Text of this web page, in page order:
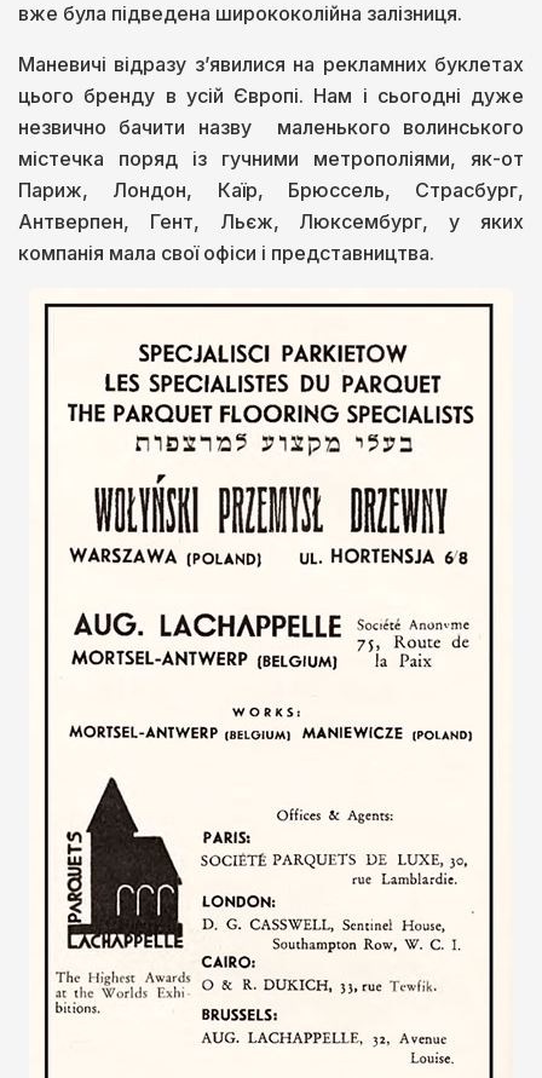
вже була підведена ширококолійна залізниця.
Маневичі відразу з’явилися на рекламних буклетах
цього бренду в усій Європі. Нам і сьогодні дуже
незвично бачити назву маленького волинського
містечка поряд із гучними метрополіями, як-от
Париж, Лондон, Каїр, Брюссель, Страсбург,
Антверпен, Гент, Льєж, Люксембург, у яких
компанія мала свої офіси і представництва.